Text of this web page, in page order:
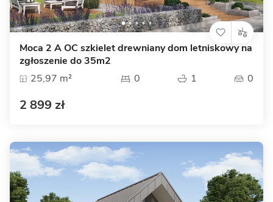
Moca 2 A OC szkielet drewniany dom letniskowy na
zgłoszenie do 35m2
25,97 m²
0 1 0
2 899 zł